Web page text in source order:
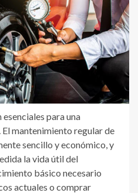
para una
mantenimiento regular de
sencillo y económico, y
la vida útil del
básico necesario
actuales o comprar